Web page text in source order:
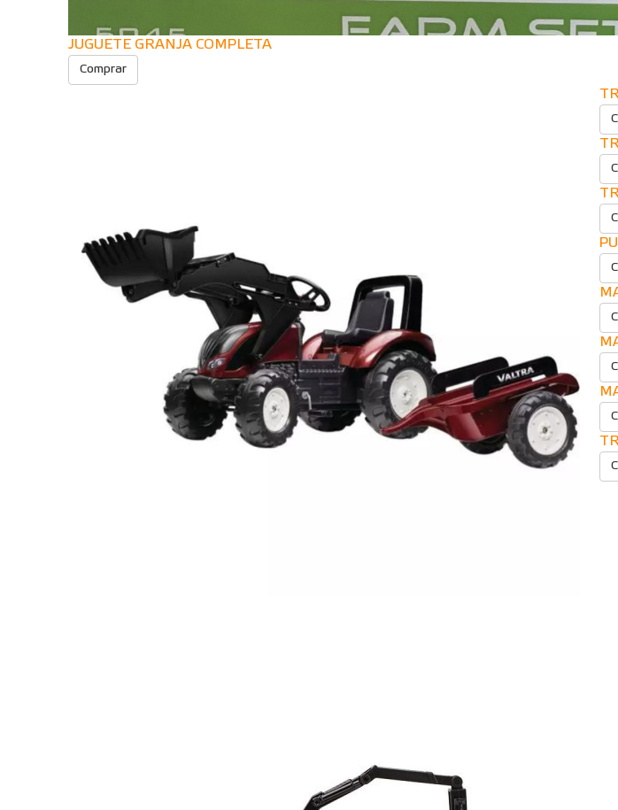
JUGUETE GRANJA COMPLETA
Comprar